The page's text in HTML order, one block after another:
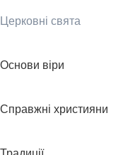
Церковні свята
Основи віри
Справжні християни